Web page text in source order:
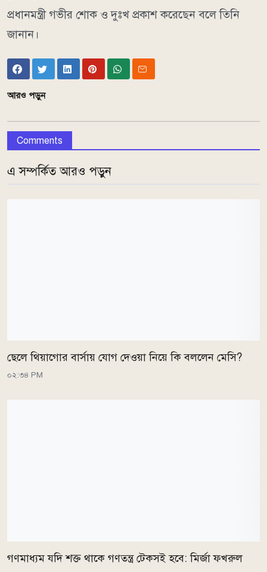
প্রধানমন্ত্রী গভীর শোক ও দুঃখ প্রকাশ করেছেন বলে তিনি
জানান।
আরও পড়ুন
Comments
এ সম্পর্কিত আরও পড়ুন
ছেলে থিয়াগোর বার্সায় যোগ দেওয়া নিয়ে কি বললেন মেসি?
০২:৩৪ PM
গণমাধ্যম যদি শক্ত থাকে গণতন্ত্র টেকসই হবে: মির্জা ফখরুল